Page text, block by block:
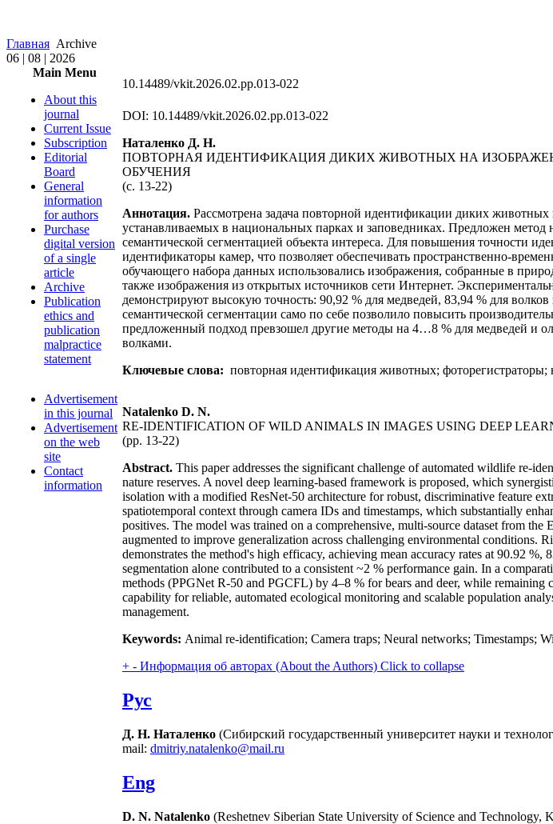
Главная Archive
06 | 08 | 2026
Main Menu
About this
journal
Current Issue
Subscription
Editorial
Board
General
information
for authors
Purchase
digital version
of a single
article
Archive
Publication
ethics and
publication
malpractice
statement
Advertisement
in this journal
Advertisement
on the web
site
Contact
information
10.14489/vkit.2026.02.pp.013-022
DOI: 10.14489/vkit.2026.02.pp.013-022
Наталенко Д. Н.
ПОВТОРНАЯ ИДЕНТИФИКАЦИЯ ДИКИХ ЖИВОТНЫХ НА
ОБУЧЕНИЯ
(c. 13-22)
Аннотация. Рассмотрена задача повторной идентификации диких
устанавливаемых в национальных парках и заповедниках. Предложен метод
семантической сегментацией объекта интереса. Для повышения точности
идентификаторы камер, что позволяет обеспечивать пространственно-
обучающего набора данных использовались изображения, собранные в
также изображения из открытых источников сети Интернет.
демонстрируют высокую точность: 90,92 % для медведей, 83,94 % для
семантической сегментации само по себе позволило повысить
предложенный подход превзошел другие методы на 4…8 % для медведей и
волками.
Ключевые слова: повторная идентификация животных;
Natalenko D. N.
RE-IDENTIFICATION OF WILD ANIMALS IN IMAGES USING DEEP
(pp. 13-22)
Abstract. This paper addresses the significant challenge of automated wildlife re-
nature reserves. A novel deep learning-based framework is proposed, which
isolation with a modified ResNet-50 architecture for robust, discriminative feature
spatiotemporal context through camera IDs and timestamps, which substantially
positives. The model was trained on a comprehensive, multi-source dataset from
augmented to improve generalization across challenging environmental conditions.
demonstrates the method's high efficacy, achieving mean accuracy rates at 90.92
segmentation alone contributed to a consistent ~2 % performance gain. In a
methods (PPGNet R-50 and PGCFL) by 4–8 % for bears and deer, while
capability for reliable, automated ecological monitoring and scalable population
management.
Keywords: Animal re-identification; Camera traps; Neural networks; Timestamps;
+ - Информация об авторах (About the Authors) Click to collapse
Рус
Д. Н. Наталенко (Сибирский государственный университет науки и
mail: dmitriy.natalenko@mail.ru
Eng
D. N. Natalenko (Reshetnev Siberian State University of Science and Technology,